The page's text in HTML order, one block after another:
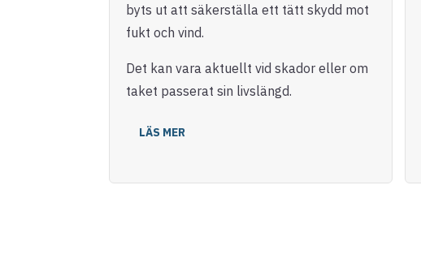
byts ut att säkerställa ett tätt skydd mot
fukt och vind.
Det kan vara aktuellt vid skador eller om
taket passerat sin livslängd.
LÄS MER